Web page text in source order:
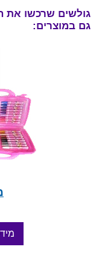
גולשים שרכשו את
גם במוצרים: